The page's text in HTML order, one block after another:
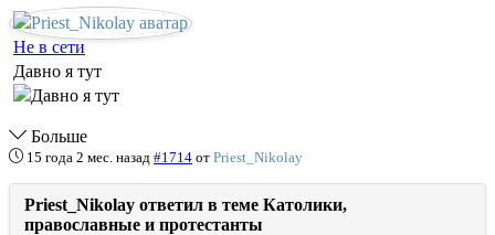
Не в сети
Давно я тут
Больше
15 года 2 мес. назад #1714 от Priest_Nikolay
Priest_Nikolay ответил в теме Католики,
православные и протестанты